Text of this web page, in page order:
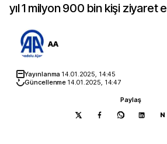
yıl 1 milyon 900 bin kişi ziyaret
AA
Yayınlanma 14.01.2025, 14:45
Güncellenme 14.01.2025, 14:47
Paylaş
N